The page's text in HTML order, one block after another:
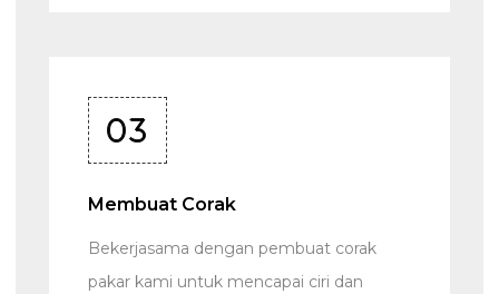
03
Membuat Corak
Bekerjasama dengan pembuat corak
pakar kami untuk mencapai ciri dan